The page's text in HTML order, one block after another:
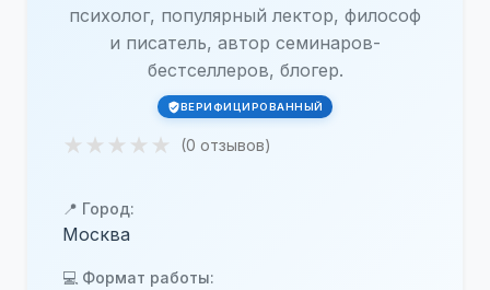
психолог, популярный лектор, философ
и писатель, автор семинаров-
бестселлеров, блогер.
ВЕРИФИЦИРОВАННЫЙ
★ ★ ★ ★ ★ (0 отзывов)
📍 Город:
Москва
💻 Формат работы: